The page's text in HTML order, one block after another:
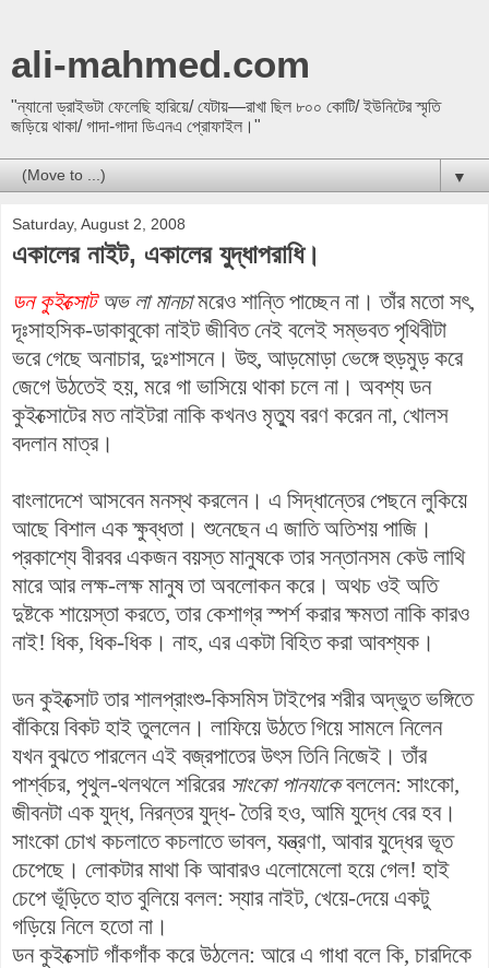
ali-mahmed.com
"ন্যানো ড্রাইভটা ফেলেছি হারিয়ে/ যেটায়—রাখা ছিল ৮০০ কোটি/ ইউনিটের স্মৃতি
জড়িয়ে থাকা/ গাদা-গাদা ডিএনএ প্রোফাইল।"
▼
Saturday, August 2, 2008
একালের নাইট, একালের যুদ্ধাপরাধি।
ডন কুইক্সোটঅভ লা মানচামরেও শান্তি পাচ্ছেন না। তাঁর মতো সৎ,
দূঃসাহসিক-ডাকাবুকো নাইট জীবিত নেই বলেই সম্ভবত পৃথিবীটা
ভরে গেছে অনাচার, দুঃশাসনে। উহু, আড়মোড়া ভেঙ্গে হুড়মুড় করে
জেগে উঠতেই হয়, মরে গা ভাসিয়ে থাকা চলে না। অবশ্য ডন
কুইক্সোটের মত নাইটরা নাকি কখনও মৃত্যু বরণ করেন না, খোলস
বদলান মাত্র।
বাংলাদেশে আসবেন মনস্থ করলেন। এ সিদ্ধান্তের পেছনে লুকিয়ে
আছে বিশাল এক ক্ষুব্ধতা। শুনেছেন এ জাতি অতিশয় পাজি।
প্রকাশ্যে বীরবর একজন বয়স্ত মানুষকে তার সন্তানসম কেউ লাথি
মারে আর লক্ষ-লক্ষ মানুষ তা অবলোকন করে। অথচ ওই অতি
দুষ্টকে শায়েস্তা করতে, তার কেশাগ্র স্পর্শ করার ক্ষমতা নাকি কারও
নাই! ধিক, ধিক-ধিক। নাহ, এর একটা বিহিত করা আবশ্যক।
ডন কুইক্সোট তার শালপ্রাংশু-কিসমিস টাইপের শরীর অদ্ভুত ভঙ্গিতে
বাঁকিয়ে বিকট হাই তুললেন। লাফিয়ে উঠতে গিয়ে সামলে নিলেন
যখন বুঝতে পারলেন এই বজ্রপাতের উৎস তিনি নিজেই। তাঁর
পার্শ্বচর, পৃথুল-থলথলে শরিরের সাংকো পানযাকেবললেন: সাংকো,
জীবনটা এক যুদ্ধ, নিরন্তর যুদ্ধ- তৈরি হও, আমি যুদ্ধে বের হব।
সাংকো চোখ কচলাতে কচলাতে ভাবল, যন্ত্রণা, আবার যুদ্ধের ভূত
চেপেছে। লোকটার মাথা কি আবারও এলোমেলো হয়ে গেল! হাই
চেপে ভূঁড়িতে হাত বুলিয়ে বলল: স্যার নাইট, খেয়ে-দেয়ে একটু
গড়িয়ে নিলে হতো না।
ডন কুইক্সোট গাঁকগাঁক করে উঠলেন: আরে এ গাধা বলে কি, চারদিকে